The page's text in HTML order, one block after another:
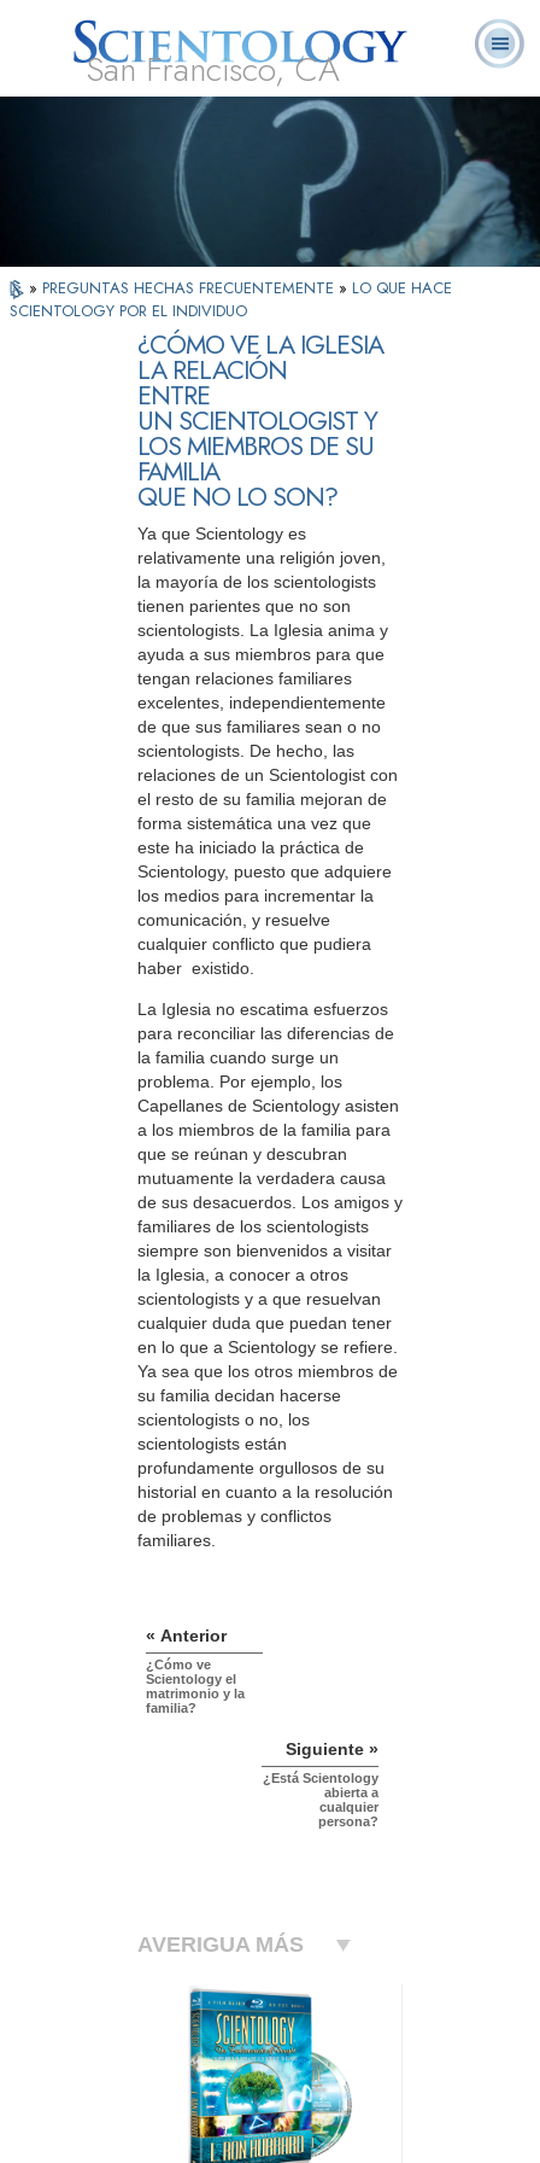
San Francisco, CA
¿Qué es
Scientology?
Ministros
Voluntarios
Preguntas
Frecuentes
» PREGUNTAS HECHAS FRECUENTEMENTE » LO QUE HACE
SCIENTOLOGY POR EL INDIVIDUO
¿CÓMO VE LA IGLESIA
LA RELACIÓN
ENTRE
UN SCIENTOLOGIST Y
LOS MIEMBROS DE SU
FAMILIA
QUE NO LO SON?
Ya que Scientology es
relativamente una religión joven,
la mayoría de los scientologists
tienen parientes que no son
scientologists. La Iglesia anima y
ayuda a sus miembros para que
tengan relaciones familiares
excelentes, independientemente
de que sus familiares sean o no
scientologists. De hecho, las
relaciones de un Scientologist con
el resto de su familia mejoran de
forma sistemática una vez que
este ha iniciado la práctica de
Scientology, puesto que adquiere
los medios para incrementar la
comunicación, y resuelve
cualquier conflicto que pudiera
haber existido.
La Iglesia no escatima esfuerzos
para reconciliar las diferencias de
la familia cuando surge un
problema. Por ejemplo, los
Capellanes de Scientology asisten
a los miembros de la familia para
que se reúnan y descubran
mutuamente la verdadera causa
de sus desacuerdos. Los amigos y
familiares de los scientologists
siempre son bienvenidos a visitar
la Iglesia, a conocer a otros
scientologists y a que resuelvan
cualquier duda que puedan tener
en lo que a Scientology se refiere.
Ya sea que los otros miembros de
su familia decidan hacerse
scientologists o no, los
scientologists están
profundamente orgullosos de su
historial en cuanto a la resolución
de problemas y conflictos
familiares.
« Anterior
¿Cómo ve
Scientology el
matrimonio y la
familia?
Siguiente »
¿Está Scientology
abierta a
cualquier
persona?
AVERIGUA MÁS